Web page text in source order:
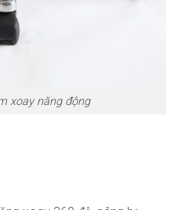
xoay năng động